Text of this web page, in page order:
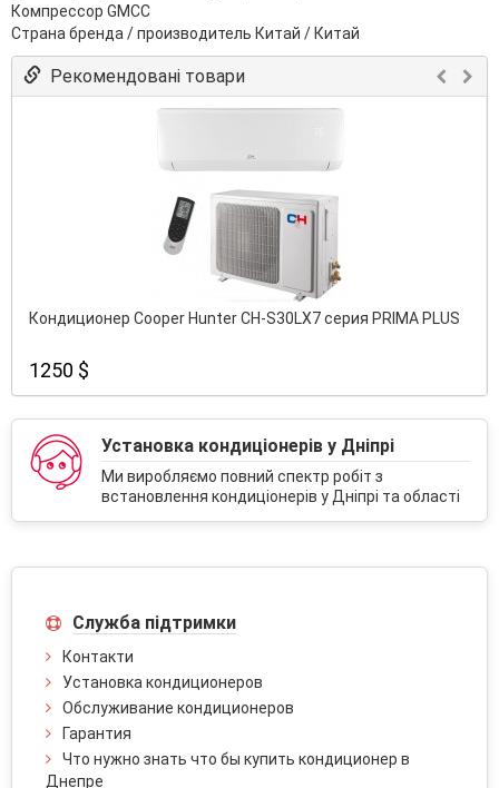
Компрессор GMCC
Страна бренда / производитель Китай / Китай
Рекомендовані товари
Кондиционер Cooper Hunter CH-S30LX7 серия PRIMA PLUS
1250 $
Установка кондиціонерів у Дніпрі
Ми виробляємо повний спектр робіт з
встановлення кондиціонерів у Дніпрі та області
Служба підтримки
Контакти
Установка кондиционеров
Обслуживание кондиционеров
Гарантия
Что нужно знать что бы купить кондиционер в
Днепре